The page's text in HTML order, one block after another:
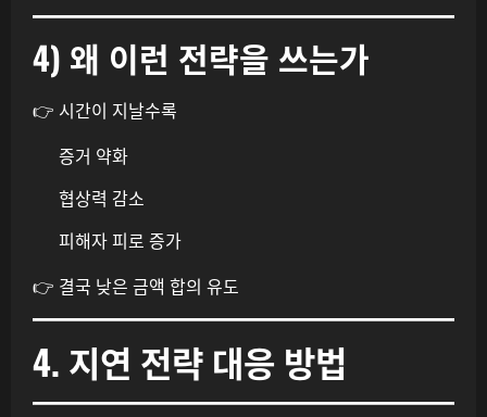
4) 왜 이런 전략을 쓰는가
👉 시간이 지날수록
증거 약화
협상력 감소
피해자 피로 증가
👉 결국 낮은 금액 합의 유도
4. 지연 전략 대응 방법